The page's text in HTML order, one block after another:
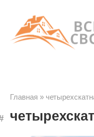
контенту
Главная »